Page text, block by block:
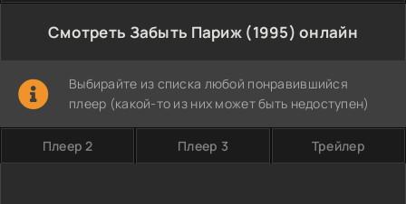
Смотреть Забыть Париж (1995) онлайн
Выбирайте из списка любой понравившийся
плеер (какой-то из них может быть недоступен)
Плеер 2 Плеер 3 Трейлер